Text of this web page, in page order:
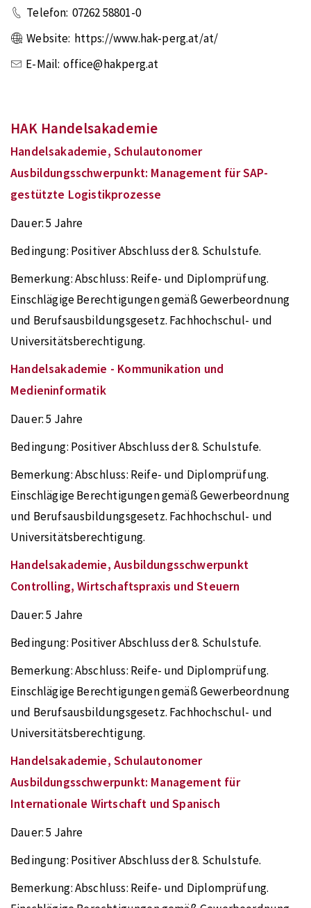
Telefon: 07262 58801-0
Website: https://www.hak-perg.at/at/
E-Mail: office@hakperg.at
HAK Handelsakademie
Handelsakademie, Schulautonomer
Ausbildungsschwerpunkt: Management für SAP-
gestützte Logistikprozesse
Dauer:5 Jahre
Bedingung: Positiver Abschluss der 8. Schulstufe.
Bemerkung:Abschluss: Reife- und Diplomprüfung.
Einschlägige Berechtigungen gemäß Gewerbeordnung
und Berufsausbildungsgesetz. Fachhochschul- und
Universitätsberechtigung.
Handelsakademie - Kommunikation und
Medieninformatik
Dauer:5 Jahre
Bedingung: Positiver Abschluss der 8. Schulstufe.
Bemerkung:Abschluss: Reife- und Diplomprüfung.
Einschlägige Berechtigungen gemäß Gewerbeordnung
und Berufsausbildungsgesetz. Fachhochschul- und
Universitätsberechtigung.
Handelsakademie, Ausbildungsschwerpunkt
Controlling, Wirtschaftspraxis und Steuern
Dauer:5 Jahre
Bedingung: Positiver Abschluss der 8. Schulstufe.
Bemerkung:Abschluss: Reife- und Diplomprüfung.
Einschlägige Berechtigungen gemäß Gewerbeordnung
und Berufsausbildungsgesetz. Fachhochschul- und
Universitätsberechtigung.
Handelsakademie, Schulautonomer
Ausbildungsschwerpunkt: Management für
Internationale Wirtschaft und Spanisch
Dauer:5 Jahre
Bedingung: Positiver Abschluss der 8. Schulstufe.
Bemerkung:Abschluss: Reife- und Diplomprüfung.